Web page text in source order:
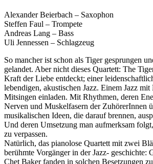
Alexander Beierbach – Saxophon
Steffen Faul – Trompete
Andreas Lang – Bass
Uli Jennessen – Schlagzeug
So mancher ist schon als Tiger gesprungen
gelandet. Aber nicht dieses Quartett: The
Kraft der Liebe entdeckt; einer
lebendigen, akustischen Jazz. Einem Jazz
Mitsingen einladen. Mit Rhythmen, deren
Nerven und Muskelfasern der ZuhörerInnen
musikalischen Ideen, die darauf brennen,
Und deren Umsetzung man aufmerksam
zu verpassen.
Natürlich, das pianolose Quartett mit zwei
berühmte Vorgänger in der Jazz- geschichte:
Chet Baker fanden in solchen Besetzungen